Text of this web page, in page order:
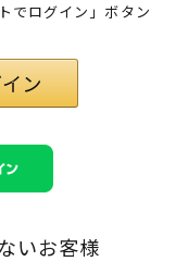
でログイン」ボタン
いお客様